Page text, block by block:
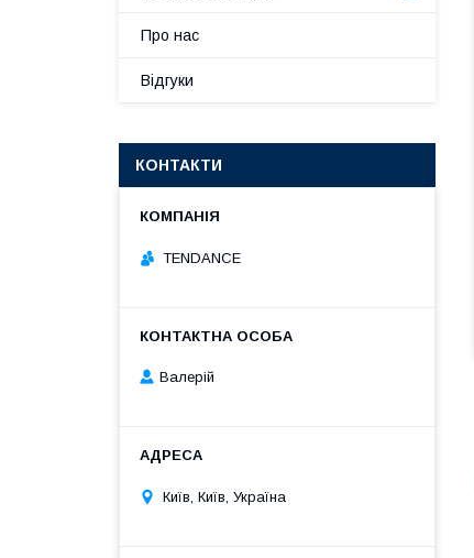
Про нас
Відгуки
КОНТАКТИ
TENDANCE
Валерій
Київ, Київ, Україна